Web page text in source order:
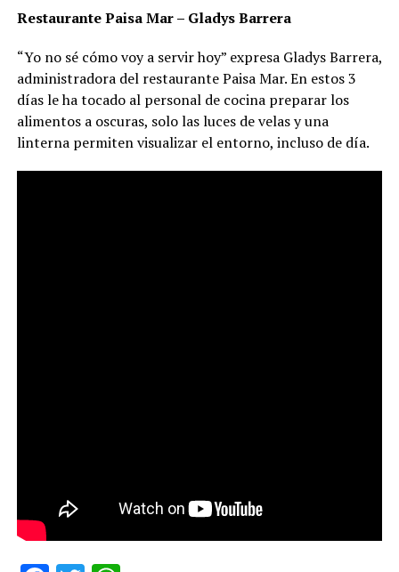
Restaurante Paisa Mar – Gladys Barrera
“Yo no sé cómo voy a servir hoy” expresa Gladys Barrera,
administradora del restaurante Paisa Mar. En estos 3
días le ha tocado al personal de cocina preparar los
alimentos a oscuras, solo las luces de velas y una
linterna permiten visualizar el entorno, incluso de día.